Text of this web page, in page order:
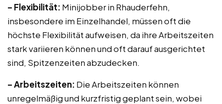
– Flexibilität: Minijobber in Rhauderfehn,
insbesondere im Einzelhandel, müssen oft die
höchste Flexibilität aufweisen, da ihre Arbeitszeiten
stark variieren können und oft darauf ausgerichtet
sind, Spitzenzeiten abzudecken.
– Arbeitszeiten: Die Arbeitszeiten können
unregelmäßig und kurzfristig geplant sein, wobei